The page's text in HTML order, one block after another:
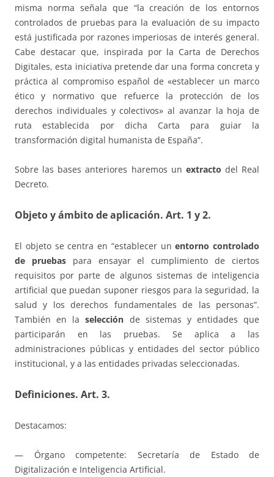
misma norma señala que “la creación de los entornos
controlados de pruebas para la evaluación de su impacto
está justificada por razones imperiosas de interés general.
Cabe destacar que, inspirada por la Carta de Derechos
Digitales, esta iniciativa pretende dar una forma concreta y
práctica al compromiso español de «establecer un marco
ético y normativo que refuerce la protección de los
derechos individuales y colectivos» al avanzar la hoja de
ruta establecida por dicha Carta para guiar la
transformación digital humanista de España”.
Sobre las bases anteriores haremos un extracto del Real
Decreto.
Objeto y ámbito de aplicación. Art. 1 y 2.
El objeto se centra en “establecer unentorno controlado
de pruebaspara ensayar el cumplimiento de ciertos
requisitos por parte de algunos sistemas de inteligencia
artificial que puedan suponer riesgos para la seguridad, la
salud y los derechos fundamentales de las personas”.
También en laselección de sistemas y entidades que
participarán en las pruebas. Se aplica a las
administraciones públicas y entidades del sector público
institucional, y a las entidades privadas seleccionadas.
Definiciones. Art. 3.
Destacamos:
— Órgano competente: Secretaría de Estado de
Digitalización e Inteligencia Artificial.